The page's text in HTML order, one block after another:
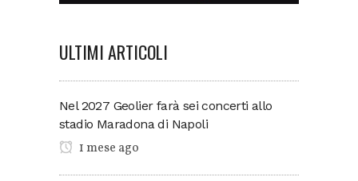
ULTIMI ARTICOLI
Nel 2027 Geolier farà sei concerti allo
stadio Maradona di Napoli
1 mese ago